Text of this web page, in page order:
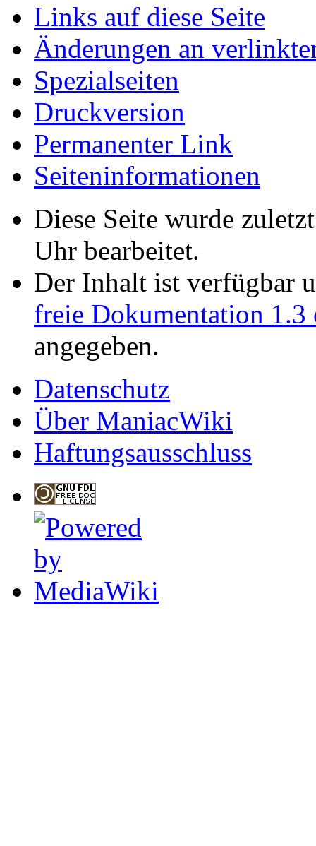
Links auf diese Seite
Änderungen an
Spezialseiten
Druckversion
Permanenter Link
Seiten­informationen
Diese Seite wurde
Uhr bearbeitet.
Der Inhalt ist verfügbar
freie Dokumentation 1.3
angegeben.
Datenschutz
Über ManiacWiki
Haftungsausschluss